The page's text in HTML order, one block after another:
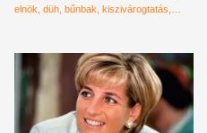
elnök düh bűnbak kiszivárogtatás